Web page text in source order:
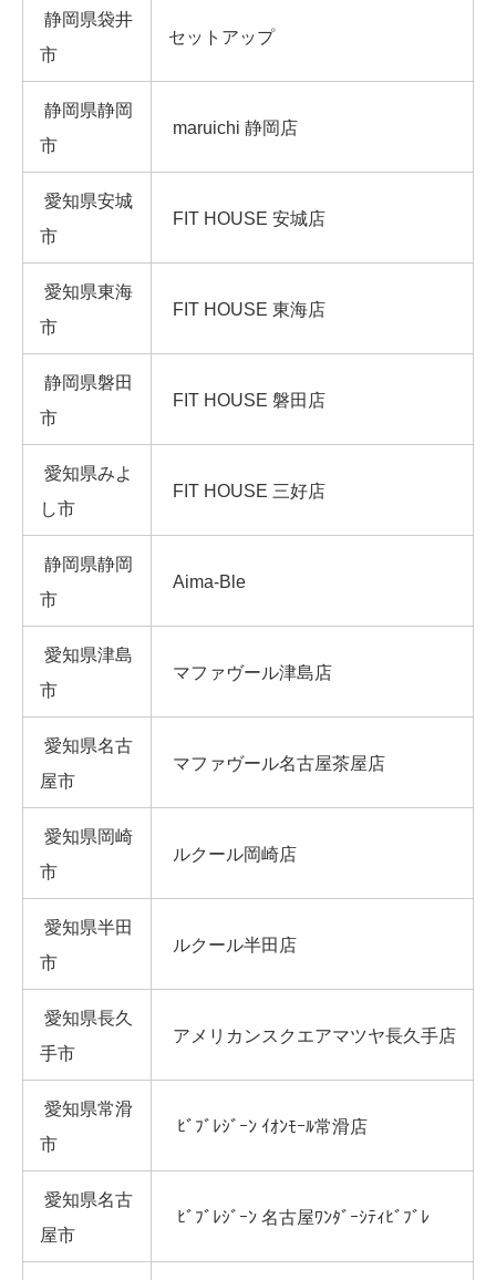
静岡県袋井
市
セットアップ
静岡県静岡
市
maruichi 静岡店
愛知県安城
市
FIT HOUSE 安城店
愛知県東海
市
FIT HOUSE 東海店
静岡県磐田
市
FIT HOUSE 磐田店
愛知県みよ
し市
FIT HOUSE 三好店
静岡県静岡
市
Aima-Ble
愛知県津島
市
マファヴール津島店
愛知県名古
屋市
マファヴール名古屋茶屋店
愛知県岡崎
市
ルクール岡崎店
愛知県半田
市
ルクール半田店
愛知県長久
手市
アメリカンスクエアマツヤ長久手店
愛知県常滑
市
ﾋﾞﾌﾞﾚｼﾞｰﾝ ｲｵﾝﾓｰﾙ常滑店
愛知県名古
屋市
ﾋﾞﾌﾞﾚｼﾞｰﾝ 名古屋ﾜﾝﾀﾞｰｼﾃｨﾋﾞﾌﾞﾚ